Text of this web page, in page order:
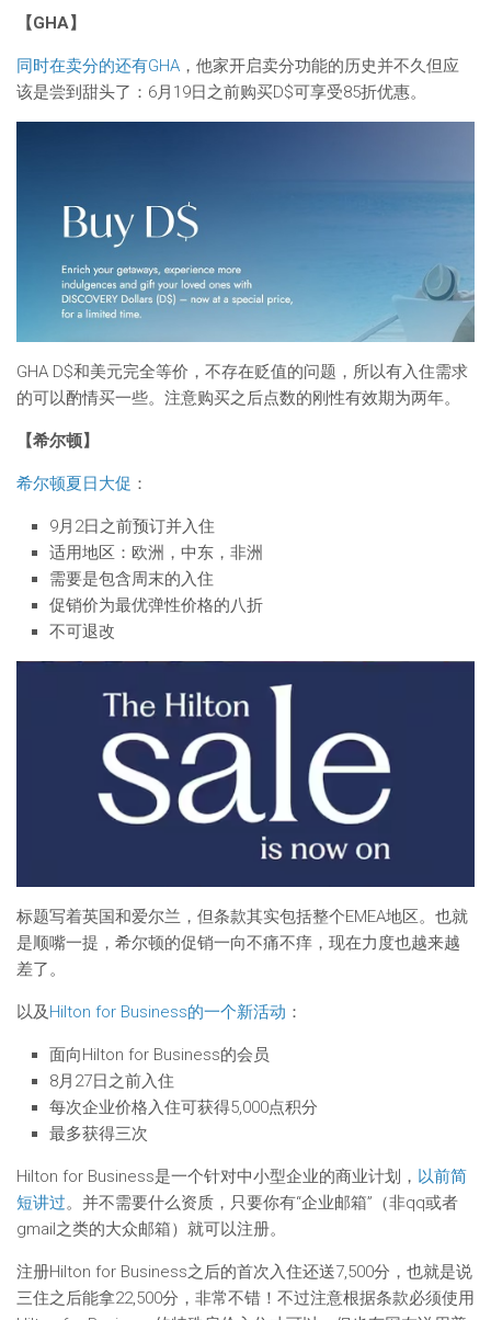
【GHA】
同时在卖分的还有GHA ，他家开启卖分功能的历史并不久但应
该是尝到甜头了：6月19日之前购买D$可享受85折优惠。
GHA D$和美元完全等价，不存在贬值的问题，所以有入住需求
的可以酌情买一些。注意购买之后点数的刚性有效期为两年。
【希尔顿】
希尔顿夏日大促 ：
9月2日之前预订并入住
适用地区：欧洲，中东，非洲
需要是包含周末的入住
促销价为最优弹性价格的八折
不可退改
标题写着英国和爱尔兰，但条款其实包括整个EMEA地区。也就
是顺嘴一提，希尔顿的促销一向不痛不痒，现在力度也越来越
差了。
以及 Hilton for Business的一个新活动 ：
面向Hilton for Business的会员
8月27日之前入住
每次企业价格入住可获得5,000点积分
最多获得三次
Hilton for Business是一个针对中小型企业的商业计划， 以前简
短讲过。并不需要什么资质，只要你有“企业邮箱”（非qq或者
gmail之类的大众邮箱）就可以注册。
注册Hilton for Business之后的首次入住还送7,500分，也就是说
三住之后能拿22,500分，非常不错！不过注意根据条款必须使用